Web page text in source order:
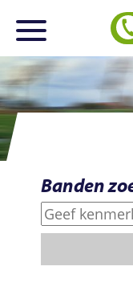
Banden
Zoeken